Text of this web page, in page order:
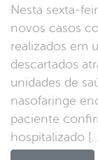
Nesta sexta-
novos casos
realizados em
descartados
unidades de
nasofaringe
paciente
hospitalizado